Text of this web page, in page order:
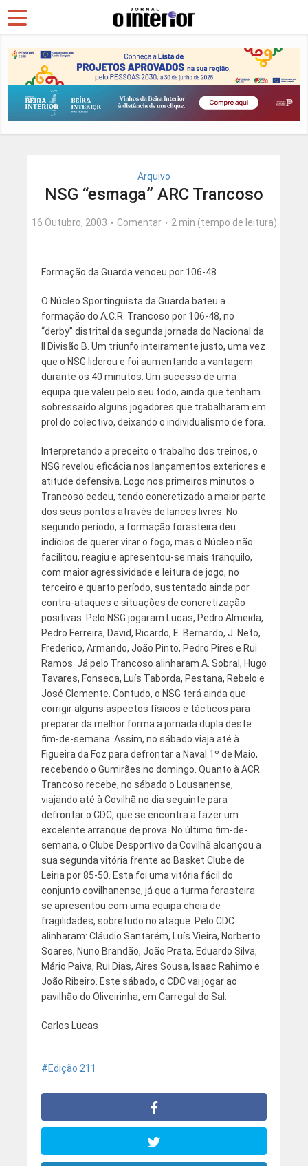
Arquivo
NSG “esmaga” ARC Trancoso
16 Outubro, 2003 Comentar 2 min (tempo de leitura)
Formação da Guarda venceu por 106-48
O Núcleo Sportinguista da Guarda bateu a
formação do A.C.R. Trancoso por 106-48, no
“derby” distrital da segunda jornada do Nacional da
II Divisão B. Um triunfo inteiramente justo, uma vez
que o NSG liderou e foi aumentando a vantagem
durante os 40 minutos. Um sucesso de uma
equipa que valeu pelo seu todo, ainda que tenham
sobressaído alguns jogadores que trabalharam em
prol do colectivo, deixando o individualismo de fora.
Interpretando a preceito o trabalho dos treinos, o
NSG revelou eficácia nos lançamentos exteriores e
atitude defensiva. Logo nos primeiros minutos o
Trancoso cedeu, tendo concretizado a maior parte
dos seus pontos através de lances livres. No
segundo período, a formação forasteira deu
indícios de querer virar o fogo, mas o Núcleo não
facilitou, reagiu e apresentou-se mais tranquilo,
com maior agressividade e leitura de jogo, no
terceiro e quarto período, sustentado ainda por
contra-ataques e situações de concretização
positivas. Pelo NSG jogaram Lucas, Pedro Almeida,
Pedro Ferreira, David, Ricardo, E. Bernardo, J. Neto,
Frederico, Armando, João Pinto, Pedro Pires e Rui
Ramos. Já pelo Trancoso alinharam A. Sobral, Hugo
Tavares, Fonseca, Luís Taborda, Pestana, Rebelo e
José Clemente. Contudo, o NSG terá ainda que
corrigir alguns aspectos físicos e tácticos para
preparar da melhor forma a jornada dupla deste
fim-de-semana. Assim, no sábado viaja até à
Figueira da Foz para defrontar a Naval 1º de Maio,
recebendo o Gumirães no domingo. Quanto à ACR
Trancoso recebe, no sábado o Lousanense,
viajando até à Covilhã no dia seguinte para
defrontar o CDC, que se encontra a fazer um
excelente arranque de prova. No último fim-de-
semana, o Clube Desportivo da Covilhã alcançou a
sua segunda vitória frente ao Basket Clube de
Leiria por 85-50. Esta foi uma vitória fácil do
conjunto covilhanense, já que a turma forasteira
se apresentou com uma equipa cheia de
fragilidades, sobretudo no ataque. Pelo CDC
alinharam: Cláudio Santarém, Luís Vieira, Norberto
Soares, Nuno Brandão, João Prata, Eduardo Silva,
Mário Paiva, Rui Dias, Aires Sousa, Isaac Rahimo e
João Ribeiro. Este sábado, o CDC vai jogar ao
pavilhão do Oliveirinha, em Carregal do Sal.
Carlos Lucas
Edição 211